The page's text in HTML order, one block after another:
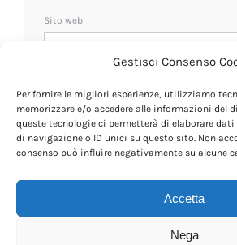
Gestisci Consenso
Per fornire le migliori esperienze, utilizziamo
memorizzare e/o accedere alle informazioni del
queste tecnologie ci permetterà di elaborare
di navigazione o ID unici su questo sito. Non
consenso può influire negativamente su alcune
Accetta
Nega
Sito web
Ricevi un avviso se ci sono nuovi